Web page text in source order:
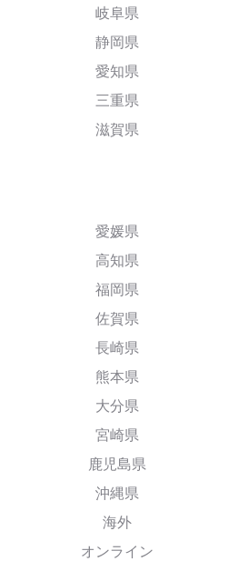
岐阜県
静岡県
愛知県
三重県
滋賀県
愛媛県
高知県
福岡県
佐賀県
長崎県
熊本県
大分県
宮崎県
鹿児島県
沖縄県
海外
オンライン